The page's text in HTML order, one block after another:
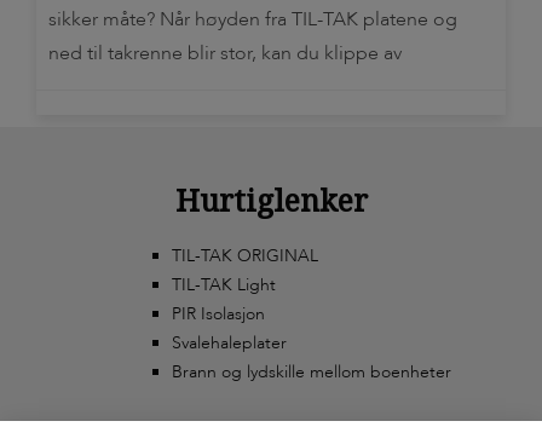
sikker måte? Når høyden fra TIL-TAK platene og
ned til takrenne blir stor, kan du klippe av
måles, klippes og brettes før […]
Hurtiglenker
TIL-TAK ORIGINAL
TIL-TAK Light
PIR Isolasjon
Svalehaleplater
Brann og lydskille mellom boenheter